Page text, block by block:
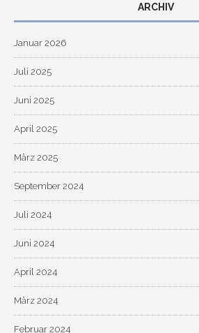
ARCHIV
Januar 2026
Juli 2025
Juni 2025
April 2025
März 2025
September 2024
Juli 2024
Juni 2024
April 2024
März 2024
Februar 2024